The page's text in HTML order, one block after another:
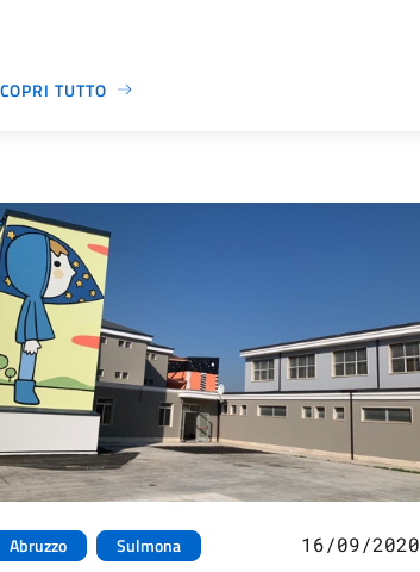
TUTTO
Abruzzo Sulmona 16/09/2020